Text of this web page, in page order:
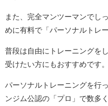
また、完全マンツーマンでし
めに有料で「パーソナルトレ
普段は自由にトレーニングを
受けたい方にもおすすめです。
パーソナルトレーニングを行
ンジム公認の「プロ」で数多